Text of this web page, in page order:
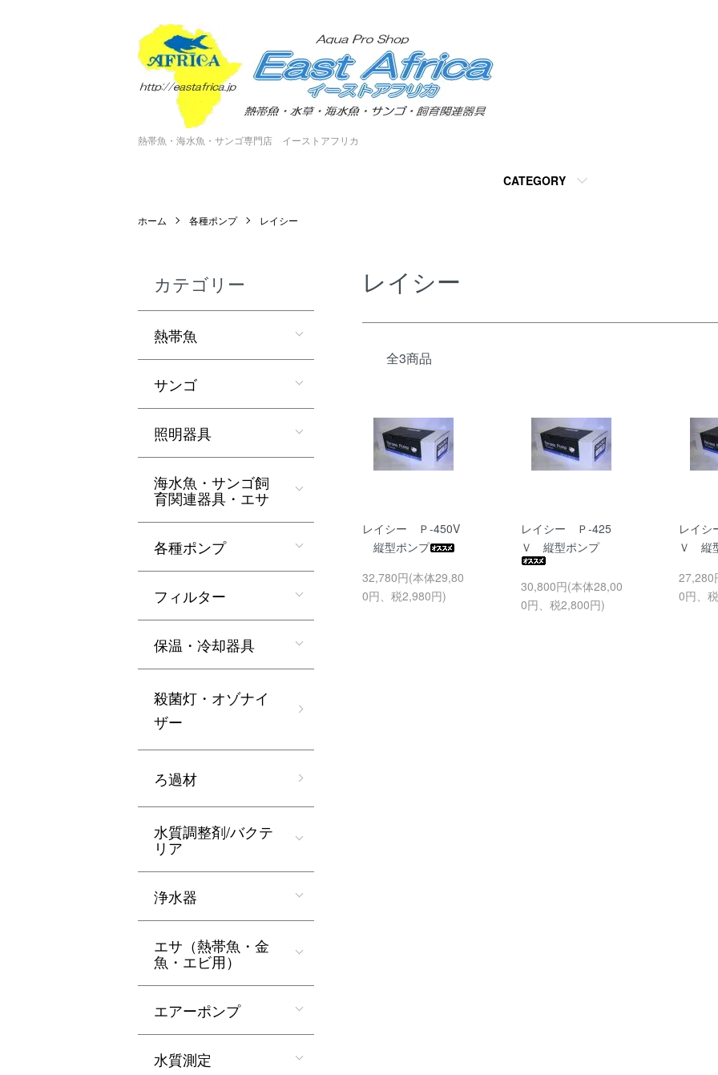
熱帯魚・海水魚・サンゴ専門店 イーストアフリカ
CATEGORY
ホーム 各種ポンプ レイシー
レイシー
全3商品
レイシー Ｐ-450V
縦型ポンプ
32,780円(本体29,80
0円、税2,980円)
レイシー Ｐ-425
Ｖ 縦型ポンプ
30,800円(本体28,00
0円、税2,800円)
レイ
Ｖ 縦
27,280
0円、
カテゴリー
熱帯魚
サンゴ
照明器具
海水魚・サンゴ飼
育関連器具・エサ
各種ポンプ
フィルター
保温・冷却器具
殺菌灯・オゾナイ
ザー
ろ過材
水質調整剤/バクテ
リア
浄水器
エサ（熱帯魚・金
魚・エビ用）
エアーポンプ
水質測定